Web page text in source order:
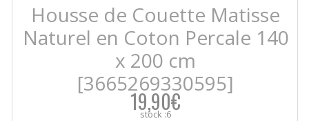
Housse de Couette Matisse
Naturel en Coton Percale 140
x 200 cm
[3665269330595]
19,90€
stock :6